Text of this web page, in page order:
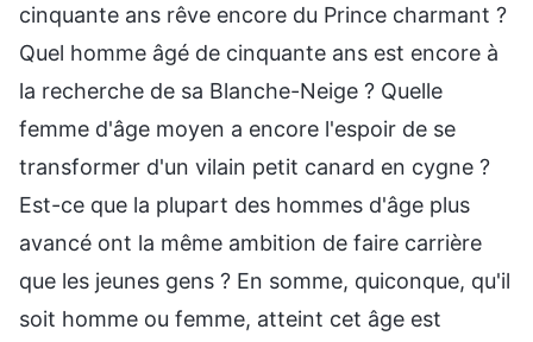
cinquante ans rêve encore du Prince charmant ?
Quel homme âgé de cinquante ans est encore à
la recherche de sa Blanche-Neige ? Quelle
femme d'âge moyen a encore l'espoir de se
transformer d'un vilain petit canard en cygne ?
Est-ce que la plupart des hommes d'âge plus
avancé ont la même ambition de faire carrière
que les jeunes gens ? En somme, quiconque, qu'il
soit homme ou femme, atteint cet âge est